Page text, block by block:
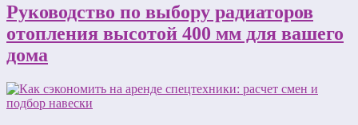
Руководство по выбору радиаторов
отопления высотой 400 мм для вашего
дома